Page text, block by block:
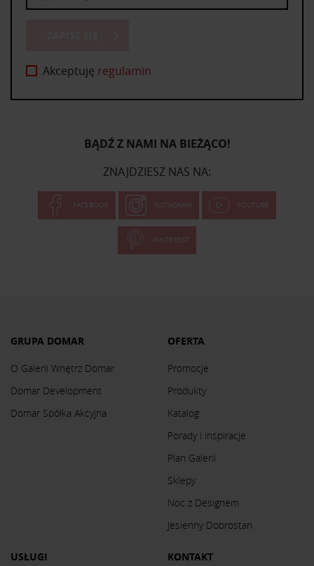
Akceptuję regulamin
BĄDŹ Z NAMI NA BIEŻĄCO!
ZNAJDZIESZ NAS NA:
FACEBOOK INSTAGRAM YOUTUBE
PINTEREST
GRUPA DOMAR
O Galerii Wnętrz Domar
Domar Development
Domar Spółka Akcyjna
OFERTA
Promocje
Produkty
Katalog
Porady i inspiracje
Plan Galerii
Sklepy
Noc z Designem
Jesienny Dobrostan
USŁUGI KONTAKT